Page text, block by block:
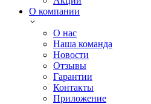
О компании
О нас
Наша команда
Новости
Отзывы
Гарантии
Контакты
Приложение